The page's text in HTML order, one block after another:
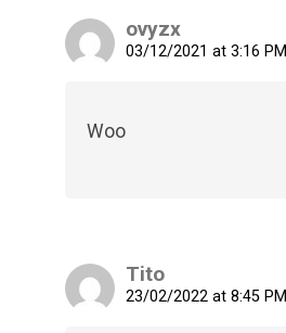
ovyzx
03/12/2021 at 3:16 PM
Woo
Tito
23/02/2022 at 8:45 PM